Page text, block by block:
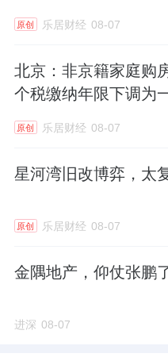
原创 乐居财经 08-07
北京：非京籍家庭购
个税缴纳年限下调为
原创 乐居财经 08-07
星河湾旧改博弈，太
原创 乐居财经 08-07
金隅地产，仰仗张鹏
进深 08-07